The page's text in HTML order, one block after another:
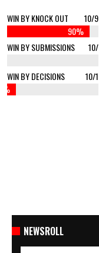
WIN BY KNOCK OUT
10/9
90%
WIN BY SUBMISSIONS
10/
WIN BY DECISIONS
10/1
NEWSROLL